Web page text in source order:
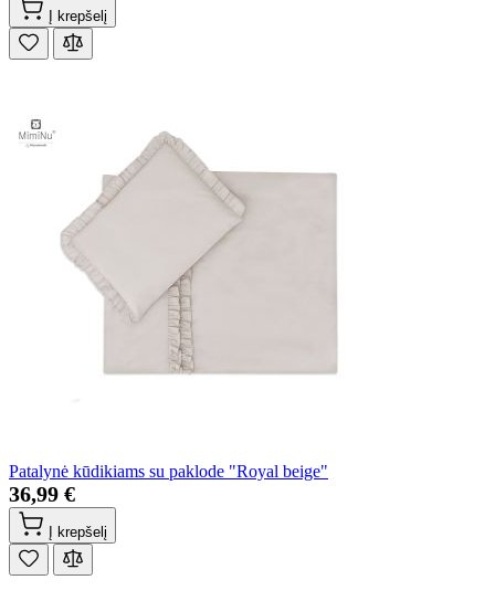
Į krepšelį
Patalynė kūdikiams su paklode "Royal beige"
36,99 €
Į krepšelį